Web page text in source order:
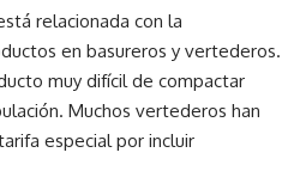
relacionada con la
en basureros y vertederos.
muy difícil de compactar
Muchos vertederos han
especial por incluir